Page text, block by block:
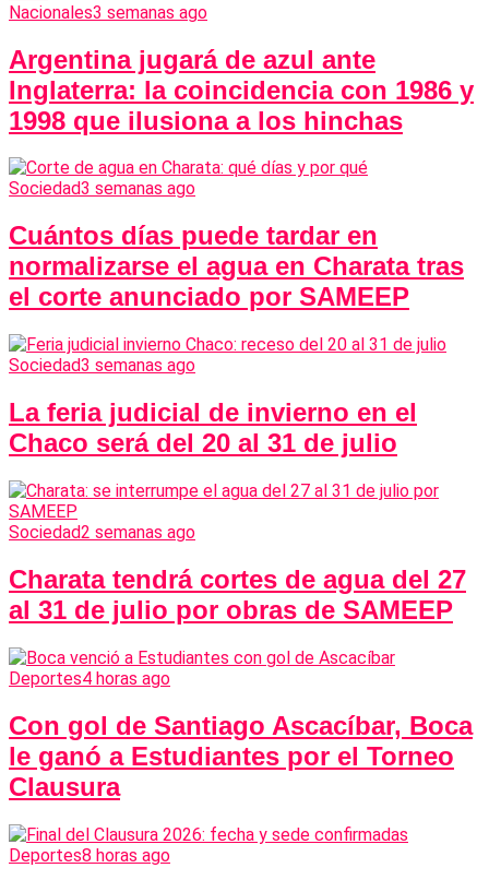
Nacionales3 semanas ago
Argentina jugará de azul ante
Inglaterra: la coincidencia con 1986 y
1998 que ilusiona a los hinchas
Sociedad3 semanas ago
Cuántos días puede tardar en
normalizarse el agua en Charata tras
el corte anunciado por SAMEEP
Sociedad3 semanas ago
La feria judicial de invierno en el
Chaco será del 20 al 31 de julio
Sociedad2 semanas ago
Charata tendrá cortes de agua del 27
al 31 de julio por obras de SAMEEP
Deportes4 horas ago
Con gol de Santiago Ascacíbar, Boca
le ganó a Estudiantes por el Torneo
Clausura
Deportes8 horas ago